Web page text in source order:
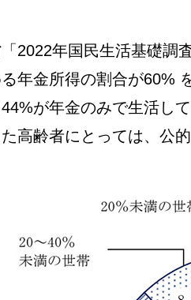
2022年国民生活基礎調
年金所得の割合が60%
が年金のみで生活し
高齢者にとっては、公